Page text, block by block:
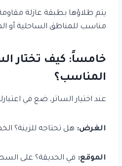
يتم طلاؤها بطبقة عازلة
مناسب للمناطق الساحلية أو
خامساً: كيف تختار
المناسب؟
عند اختيار الساتر، ضع في
الغرض: هل تحتاجه للزينة؟
الموقع: في الحديقة؟ على